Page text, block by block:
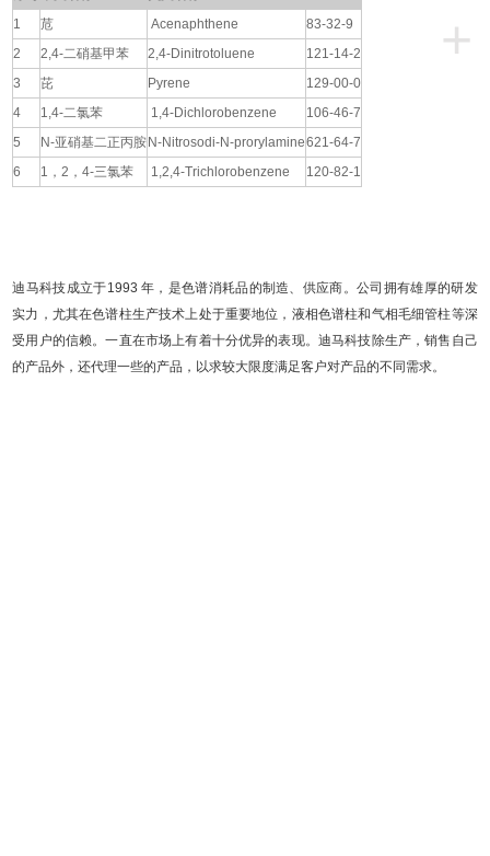
+
1
苊 Acenaphthene
83-32-9
2
2,4-二硝基甲苯 2,4-Dinitrotoluene
121-14-2
3
芘 Pyrene
129-00-0
4
1,4-二氯苯 1,4-Dichlorobenzene
106-46-7
5
N-亚硝基二正丙胺 N-Nitrosodi-N-prorylamine621-64-7
6
1，2，4-三氯苯 1,2,4-Trichlorobenzene 120-82-1
迪马科技成立于1993 年，是色谱消耗品的制造、供应商。公司拥有雄厚的研发
实力，尤其在色谱柱生产技术上处于重要地位，液相色谱柱和气相毛细管柱等深
受用户的信赖。一直在市场上有着十分优异的表现。迪马科技除生产，销售自己
的产品外，还代理一些的产品，以求较大限度满足客户对产品的不同需求。